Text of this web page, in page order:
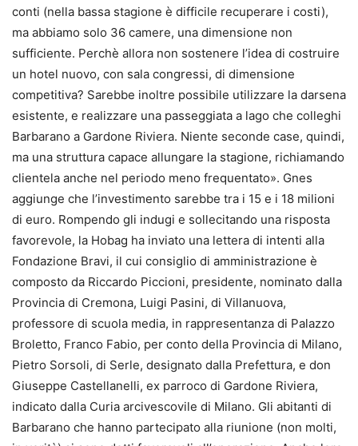
conti (nella bassa stagione è difficile recuperare i costi),
ma abbiamo solo 36 camere, una dimensione non
sufficiente. Perchè allora non sostenere l’idea di costruire
un hotel nuovo, con sala congressi, di dimensione
competitiva? Sarebbe inoltre possibile utilizzare la darsena
esistente, e realizzare una passeggiata a lago che colleghi
Barbarano a Gardone Riviera. Niente seconde case, quindi,
ma una struttura capace allungare la stagione, richiamando
clientela anche nel periodo meno frequentato». Gnes
aggiunge che l’investimento sarebbe tra i 15 e i 18 milioni
di euro. Rompendo gli indugi e sollecitando una risposta
favorevole, la Hobag ha inviato una lettera di intenti alla
Fondazione Bravi, il cui consiglio di amministrazione è
composto da Riccardo Piccioni, presidente, nominato dalla
Provincia di Cremona, Luigi Pasini, di Villanuova,
professore di scuola media, in rappresentanza di Palazzo
Broletto, Franco Fabio, per conto della Provincia di Milano,
Pietro Sorsoli, di Serle, designato dalla Prefettura, e don
Giuseppe Castellanelli, ex parroco di Gardone Riviera,
indicato dalla Curia arcivescovile di Milano. Gli abitanti di
Barbarano che hanno partecipato alla riunione (non molti,